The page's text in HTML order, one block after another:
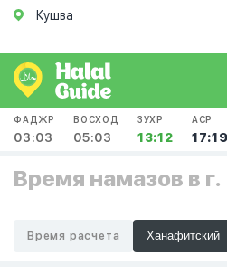
Кушва
ФАДЖР
03:03
ВОСХОД
05:03
ЗУХР
13:12
АСР
17:19
Время намазов в
Время расчета